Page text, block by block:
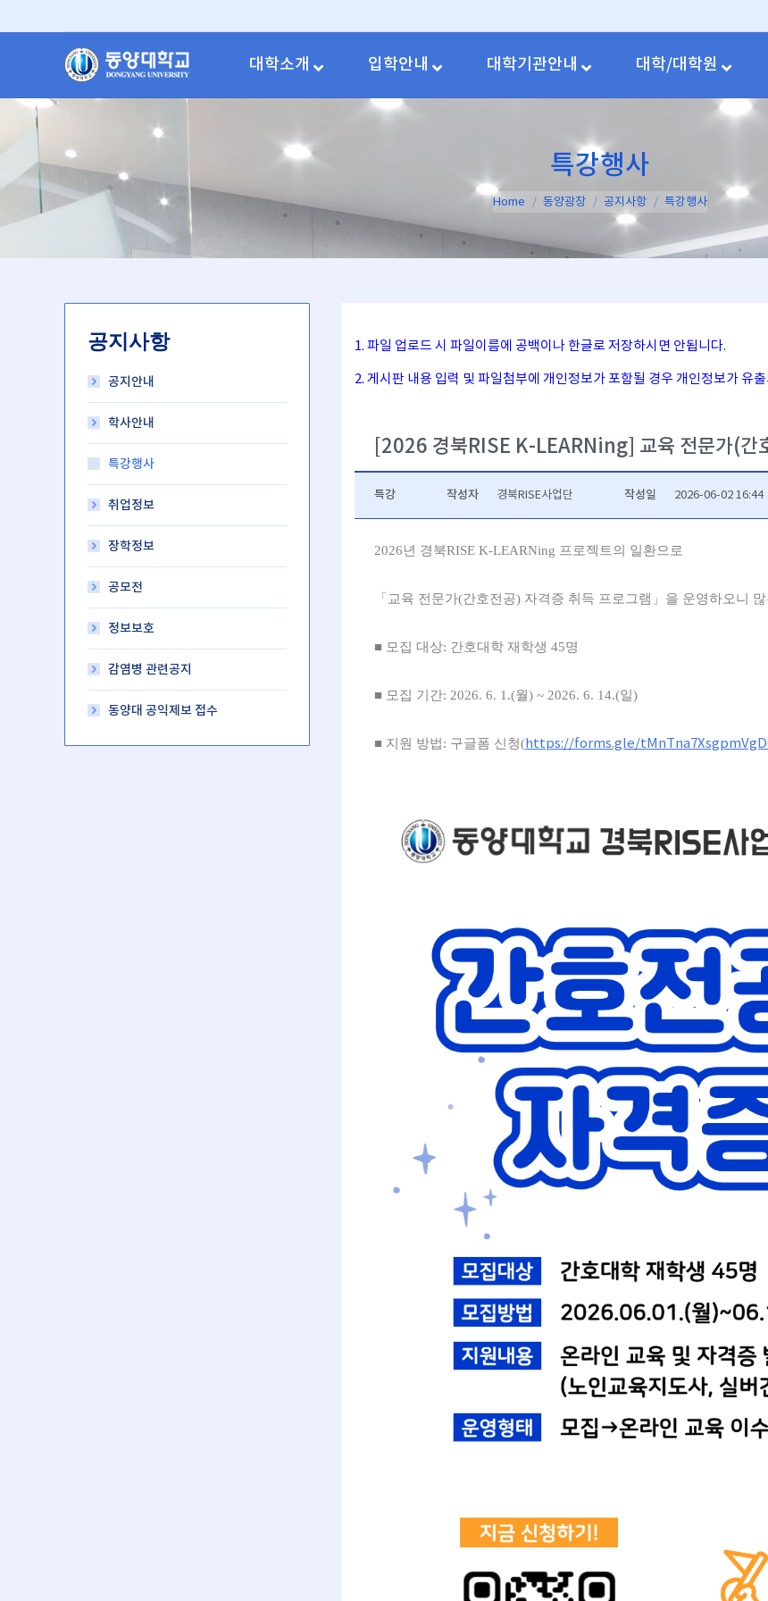
대학소개 입학안내 대학기관안내 대학/대학원
특강행사
You are here:
Home 동양광장 공지사항 특강행사
1. 파일 업로드 시 파일이름에 공백이나 한글로 저장하시면 안됩니다.
2. 게시판 내용 입력 및 파일첨부에 개인정보가 포함될 경우 개인정보가 유
[2026 경북RISE K-LEARNing] 교육 전문가(간
특강 작성자 경북RISE사업단 작성일 2026-06-02 16:44
2026년 경북RISE K-LEARNing 프로젝트의 일환으로
「교육 전문가(간호전공) 자격증 취득 프로그램」을 운영하오니
■ 모집 대상: 간호대학 재학생 45명
■ 모집 기간: 2026. 6. 1.(월) ~ 2026. 6. 14.(일)
■ 지원 방법: 구글폼 신청(https://forms.gle/
공지사항
공지안내
학사안내
특강행사
취업정보
장학정보
공모전
정보보호
감염병 관련공지
동양대 공익제보 접수